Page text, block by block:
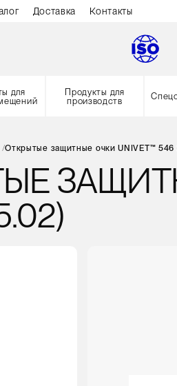
Доставка Контакты
для
Продукты для
производств
/Открытые защитные очки UNIVET™ 546